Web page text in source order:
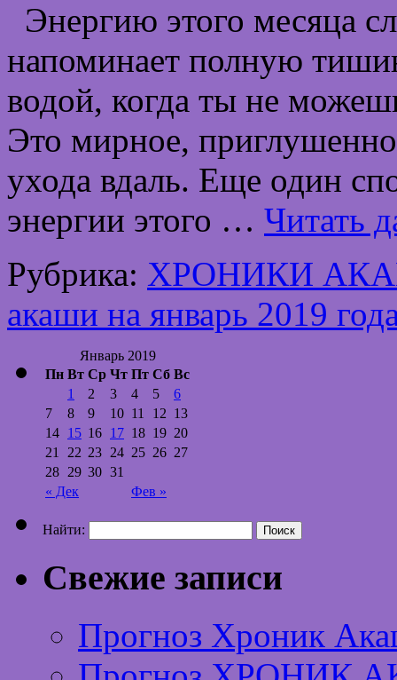
Энергию этого месяца
напоминает полную
водой, когда ты не
Это мирное,
ухода вдаль. Еще один
энергии этого … Читать
Рубрика: ХРОНИКИ
акаши на январь 2019
Январь 2019
Пн Вт Ср Чт Пт Сб Вс
« Дек Фев »
1 2 3 4 5
6
7
8 9 10 11 12 13
14 15 16 17 18 19 20
21
22 23 24 25 26 27
28 29 30 31
Найти:
Свежие записи
Прогноз Хроник